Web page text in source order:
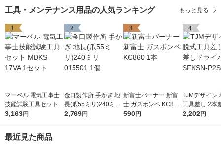
工具・メンテナンス用品の人気ランキング もっと見る
1
マーベル 電気工事士
技能試験工具セット
MDKS-17VA 1セット
3,163円
2
金口製作所 手かぎ 地
長(爪55ミリ)240ミリ
015501 1個
2,769円
3
新富士バーナー 新富
士 ガスボンベ KC860
1本
590円
4
TJMデザイン
工具差し 2本
イバー用
2,202円
最近見た商品